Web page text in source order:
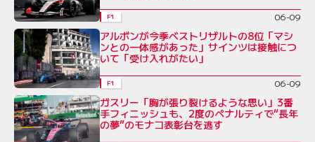
F1 06-09
アルボンが今季ベストリザルトの8位「マシ
ンとの一体感があった」サインツは接触につ
いて「受け入れがたい」
F1 06-09
ガスリー「胸が張り裂けるような思い」3番
手フィニッシュも、2度のペナルティで“長年
の夢”のモナコ表彰台を逃す